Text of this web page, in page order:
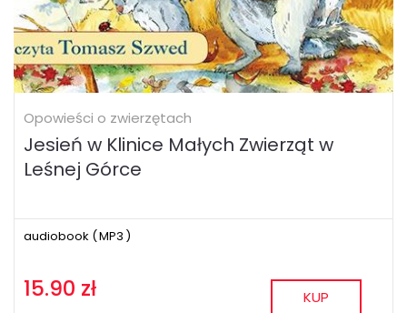
Opowieści o zwierzętach
Jesień w Klinice Małych Zwierząt w
Leśnej Górce
audiobook (MP3 )
15.90 zł KUP